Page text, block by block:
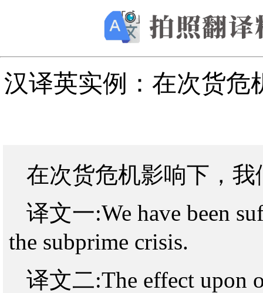
汉译英实例：在次货危
在次货危机影响下，我
译文一:We have been
the subprime crisis.
译文二:The effect upon